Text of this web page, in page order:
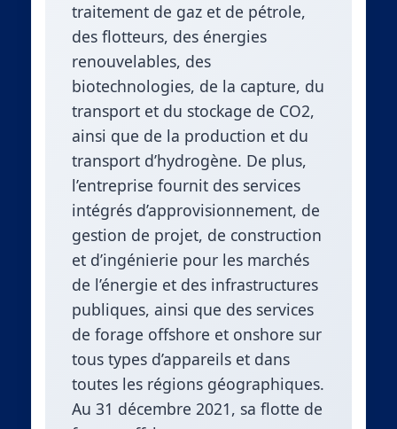
traitement de gaz et de pétrole,
des flotteurs, des énergies
renouvelables, des
biotechnologies, de la capture, du
transport et du stockage de CO2,
ainsi que de la production et du
transport d’hydrogène. De plus,
l’entreprise fournit des services
intégrés d’approvisionnement, de
gestion de projet, de construction
et d’ingénierie pour les marchés
de l’énergie et des infrastructures
publiques, ainsi que des services
de forage offshore et onshore sur
tous types d’appareils et dans
toutes les régions géographiques.
Au 31 décembre 2021, sa flotte de